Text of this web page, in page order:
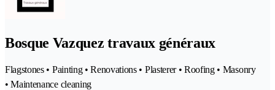
Bosque Vazquez travaux généraux
Flagstones • Painting • Renovations • Plasterer • Roofing • Masonry
• Maintenance cleaning